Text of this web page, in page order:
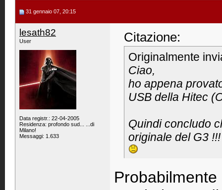
31 gennaio 07, 20:15
lesath82
User
Data registr.: 22-04-2005
Residenza: profondo sud... ...di
Milano!
Messaggi: 1.633
Citazione:
Originalmente
Ciao,
ho appena
USB della Hitec
Quindi concludo
originale del G3 !!!